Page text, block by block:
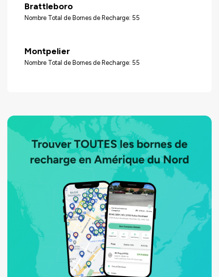
Brattleboro
Nombre Total de Bornes de Recharge: 55
Montpelier
Nombre Total de Bornes de Recharge: 55